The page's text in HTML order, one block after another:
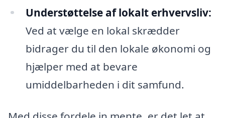
Understøttelse af lokalt erhvervsliv:
Ved at vælge en lokal skrædder
bidrager du til den lokale økonomi og
hjælper med at bevare
umiddelbarheden i dit samfund.